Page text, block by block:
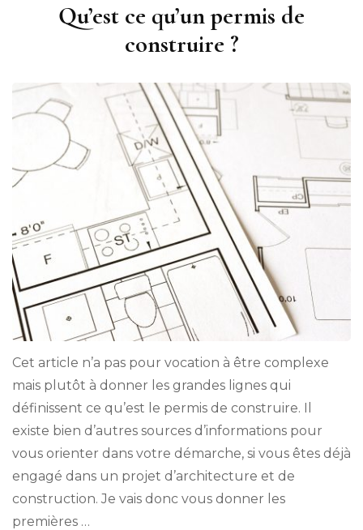
Qu’est ce qu’un permis de
construire ?
Cet article n’a pas pour vocation à être complexe
mais plutôt à donner les grandes lignes qui
définissent ce qu’est le permis de construire. Il
existe bien d’autres sources d’informations pour
vous orienter dans votre démarche, si vous êtes déjà
engagé dans un projet d’architecture et de
construction. Je vais donc vous donner les
premières …